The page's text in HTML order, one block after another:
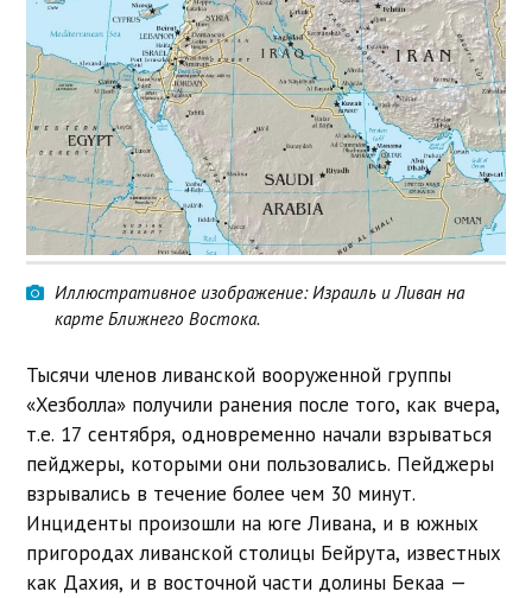
Иллюстративное изображение: Израиль и Ливан на
карте Ближнего Востока.
Тысячи членов ливанской вооруженной группы
«Хезболла» получили ранения после того, как вчера,
т.е. 17 сентября, одновременно начали взрываться
пейджеры, которыми они пользовались. Пейджеры
взрывались в течение более чем 30 минут.
Инциденты произошли на юге Ливана, и в южных
пригородах ливанской столицы Бейрута, известных
как Дахия, и в восточной части долины Бекаа —